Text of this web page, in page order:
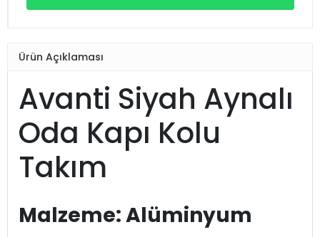
Ürün Açıklaması
Avanti Siyah Aynalı
Oda Kapı Kolu
Takım
Malzeme: Alüminyum